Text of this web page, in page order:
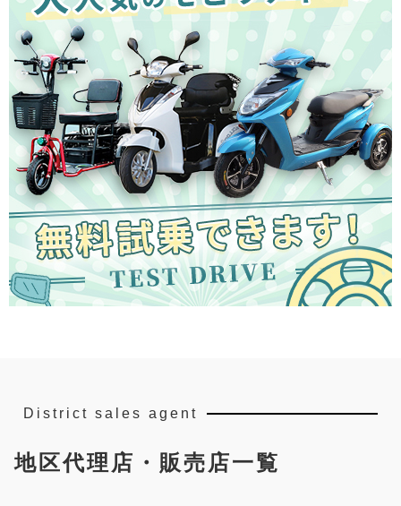
District sales agent
地区代理店・販売店一覧